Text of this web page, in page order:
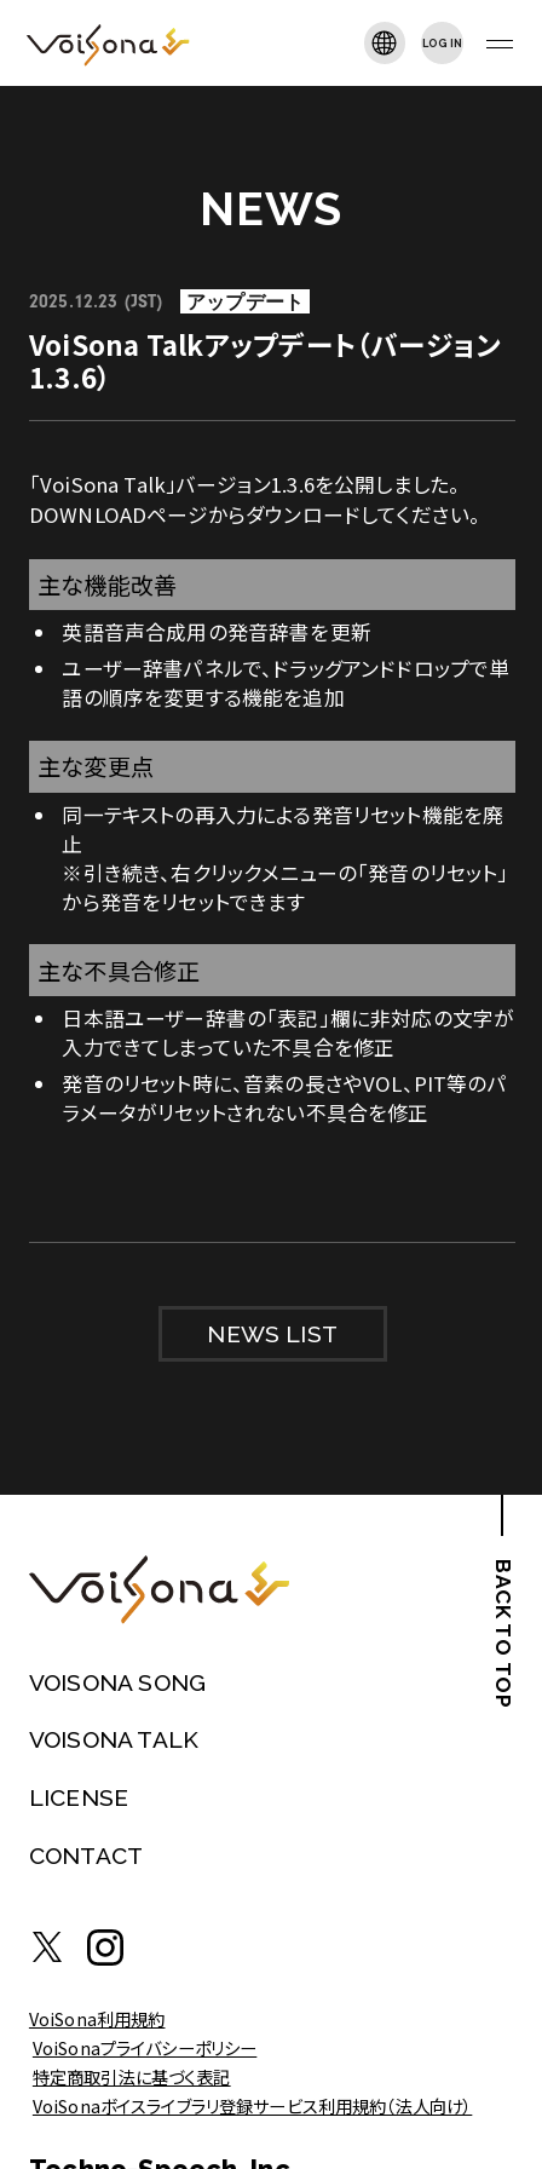
LOG IN
VOISONA TALK
ARTIST
DOWNLOAD
MANUAL
LICENSE
CONTACT
NEWS
2025.12.23 (JST) アップデート
VoiSona Talkアップデート（バージョン
1.3.6）
「VoiSona Talk」バージョン1.3.6を公開しました。
DOWNLOADページからダウンロードしてください。
主な機能改善
英語音声合成用の発音辞書を更新
ユーザー辞書パネルで、ドラッグアンドドロップで単
語の順序を変更する機能を追加
主な変更点
同一テキストの再入力による発音リセット機能を廃
止
※引き続き、右クリックメニューの「発音のリセット」
から発音をリセットできます
主な不具合修正
日本語ユーザー辞書の「表記」欄に非対応の文字が
入力できてしまっていた不具合を修正
発音のリセット時に、音素の長さやVOL、PIT等のパ
ラメータがリセットされない不具合を修正
NEWS LIST
BACK TO TOP
VOISONA SONG
VOISONA TALK
LICENSE
CONTACT
VoiSona利用規約
VoiSonaプライバシーポリシー
特定商取引法に基づく表記
VoiSonaボイスライブラリ登録サービス利用規約（法人向け）